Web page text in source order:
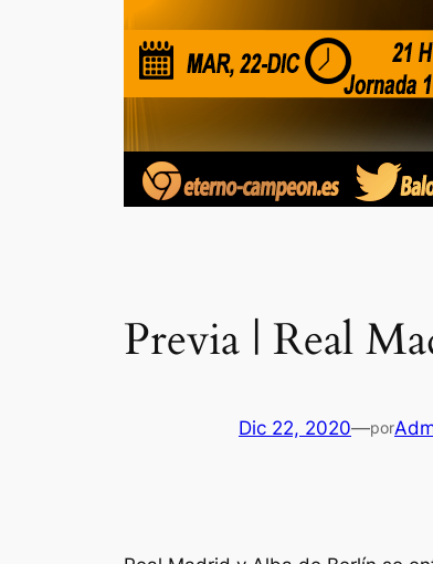
Previa | Real
Dic 22, 2020—por